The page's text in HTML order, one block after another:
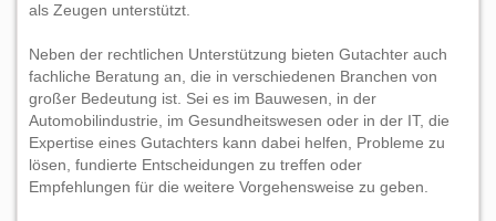
als Zeugen unterstützt.
Neben der rechtlichen Unterstützung bieten Gutachter auch
fachliche Beratung an, die in verschiedenen Branchen von
großer Bedeutung ist. Sei es im Bauwesen, in der
Automobilindustrie, im Gesundheitswesen oder in der IT, die
Expertise eines Gutachters kann dabei helfen, Probleme zu
lösen, fundierte Entscheidungen zu treffen oder
Empfehlungen für die weitere Vorgehensweise zu geben.